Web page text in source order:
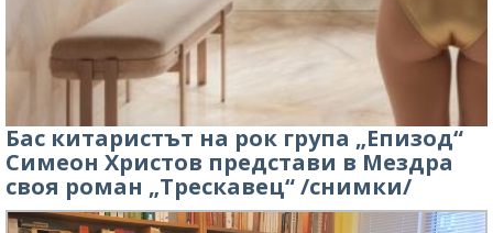
Бас китаристът на рок група „Епизод“
Симеон Христов представи в Мездра
своя роман „Трескавец“ /снимки/